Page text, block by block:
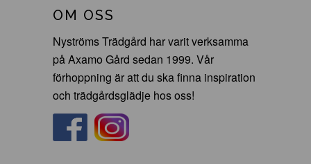
OM OSS
Nyströms Trädgård har varit verksamma
på Axamo Gård sedan 1999. Vår
förhoppning är att du ska finna inspiration
och trädgårdsglädje hos oss!